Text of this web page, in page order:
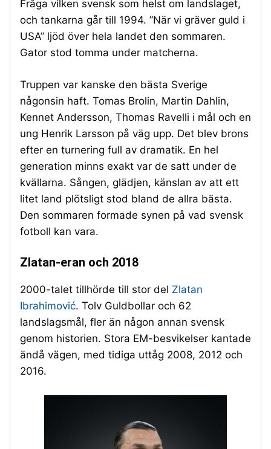
Fråga vilken svensk som helst om landslaget,
och tankarna går till 1994. ”När vi gräver guld i
USA” ljöd över hela landet den sommaren.
Gator stod tomma under matcherna.
Truppen var kanske den bästa Sverige
någonsin haft. Tomas Brolin, Martin Dahlin,
Kennet Andersson, Thomas Ravelli i mål och en
ung Henrik Larsson på väg upp. Det blev brons
efter en turnering full av dramatik. En hel
generation minns exakt var de satt under de
kvällarna. Sången, glädjen, känslan av att ett
litet land plötsligt stod bland de allra bästa.
Den sommaren formade synen på vad svensk
fotboll kan vara.
Zlatan-eran och 2018
2000-talet tillhörde till stor del Zlatan
Ibrahimović. Tolv Guldbollar och 62
landslagsmål, fler än någon annan svensk
genom historien. Stora EM-besvikelser kantade
ändå vägen, med tidiga uttåg 2008, 2012 och
2016.